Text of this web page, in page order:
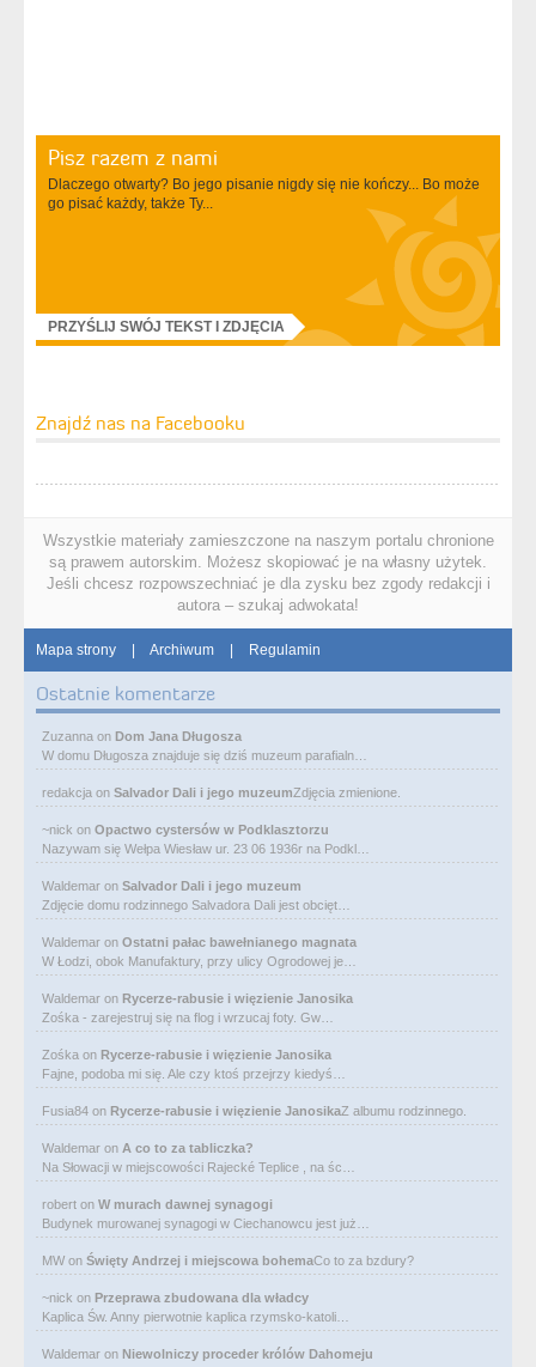
Pisz razem z nami
Dlaczego otwarty? Bo jego pisanie nigdy się nie kończy... Bo może
go pisać każdy, także Ty...
PRZYŚLIJ SWÓJ TEKST I ZDJĘCIA
Znajdź nas na Facebooku
Wszystkie materiały zamieszczone na naszym portalu chronione
są prawem autorskim. Możesz skopiować je na własny użytek.
Jeśli chcesz rozpowszechniać je dla zysku bez zgody redakcji i
autora – szukaj adwokata!
Mapa strony | Archiwum | Regulamin
Ostatnie komentarze
Zuzanna on Dom Jana Długosza
W domu Długosza znajduje się dziś muzeum parafialn…
redakcja on Salvador Dali i jego muzeumZdjęcia zmienione.
~nick on Opactwo cystersów w Podklasztorzu
Nazywam się Wełpa Wiesław ur. 23 06 1936r na Podkl…
Waldemar on Salvador Dali i jego muzeum
Zdjęcie domu rodzinnego Salvadora Dali jest obcięt…
Waldemar on Ostatni pałac bawełnianego magnata
W Łodzi, obok Manufaktury, przy ulicy Ogrodowej je…
Waldemar on Rycerze-rabusie i więzienie Janosika
Zośka - zarejestruj się na flog i wrzucaj foty. Gw…
Zośka on Rycerze-rabusie i więzienie Janosika
Fajne, podoba mi się. Ale czy ktoś przejrzy kiedyś…
Fusia84 on Rycerze-rabusie i więzienie JanosikaZ albumu rodzinnego.
Waldemar on A co to za tabliczka?
Na Słowacji w miejscowości Rajecké Teplice , na śc…
robert on W murach dawnej synagogi
Budynek murowanej synagogi w Ciechanowcu jest już…
MW on Święty Andrzej i miejscowa bohemaCo to za bzdury?
~nick on Przeprawa zbudowana dla władcy
Kaplica Św. Anny pierwotnie kaplica rzymsko-katoli…
Waldemar on Niewolniczy proceder królów Dahomeju